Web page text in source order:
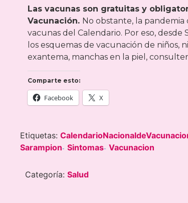
Las vacunas son gratuitas y
Vacunación. No obstante, la
vacunas del Calendario. Por eso,
los esquemas de vacunación de niños,
exantema, manchas en la piel,
Comparte esto:
Facebook X
Etiquetas:
Sarampion- Sintomas- Vacunacion
Categoría: Salud